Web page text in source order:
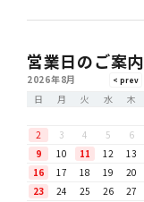
営業日のご案内
2026年8月
日
月 火 水 木
2
3 4 5 6
9
10 11 12 13
16
17 18 19 20
23
24 25 26 27